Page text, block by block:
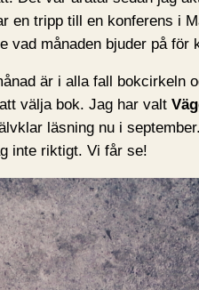
en tripp till en konferens i
vad månaden bjuder på för
är i alla fall bokcirkeln
välja bok. Jag har valt
läsning nu i
inte riktigt. Vi får se!